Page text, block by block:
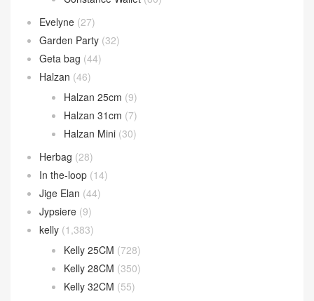
Bolide
(224)
Bolide 1923 Mini
Bolide 25cm
bolide 27cm
(74)
Bolide 31cm
(4)
Calvi 卡包(38)
Chaine d’Ancre
Constance
(895)
Constance 19CM
Constance 24CM
Constance 26CM
Constance Wallet
Evelyne(27)
Garden Party(32)